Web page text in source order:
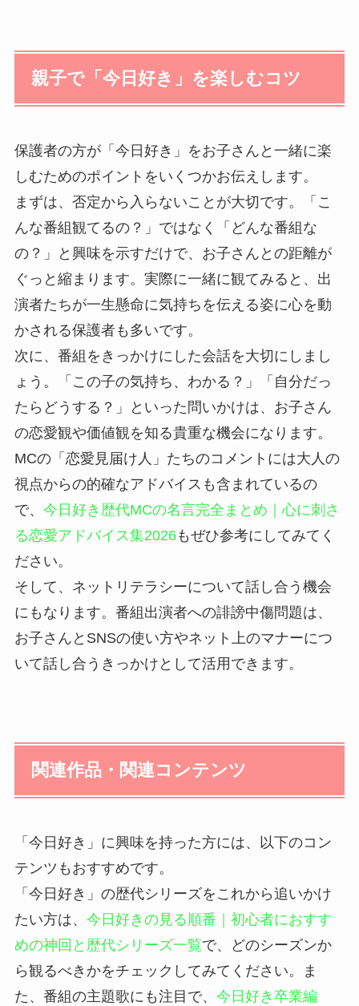
親子で「今日好き」を楽しむコツ
保護者の方が「今日好き」をお子さんと一緒に楽
しむためのポイントをいくつかお伝えします。
まずは、否定から入らないことが大切です。「こ
んな番組観てるの？」ではなく「どんな番組な
の？」と興味を示すだけで、お子さんとの距離が
ぐっと縮まります。実際に一緒に観てみると、出
演者たちが一生懸命に気持ちを伝える姿に心を動
かされる保護者も多いです。
次に、番組をきっかけにした会話を大切にしまし
ょう。「この子の気持ち、わかる？」「自分だっ
たらどうする？」といった問いかけは、お子さん
の恋愛観や価値観を知る貴重な機会になります。
MCの「恋愛見届け人」たちのコメントには大人の
視点からの的確なアドバイスも含まれているの
で、 今日好き歴代MCの名言完全まとめ｜心に刺さ
る恋愛アドバイス集2026もぜひ参考にしてみてく
ださい。
そして、ネットリテラシーについて話し合う機会
にもなります。番組出演者への誹謗中傷問題は、
お子さんとSNSの使い方やネット上のマナーにつ
いて話し合うきっかけとして活用できます。
関連作品・関連コンテンツ
「今日好き」に興味を持った方には、以下のコン
テンツもおすすめです。
「今日好き」の歴代シリーズをこれから追いかけ
たい方は、 今日好きの見る順番｜初心者におすす
めの神回と歴代シリーズ一覧で、どのシーズンか
ら観るべきかをチェックしてみてください。ま
た、番組の主題歌にも注目で、 今日好き卒業編